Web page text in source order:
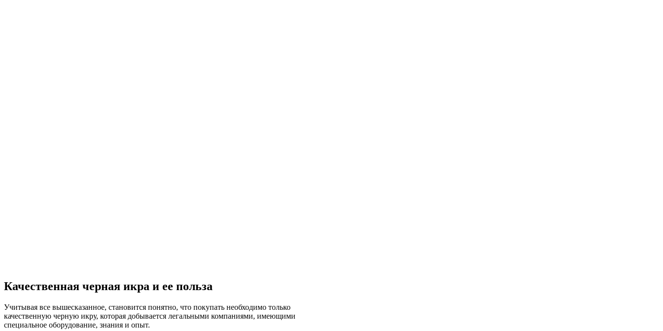
Качественная черная икра и ее польза
Учитывая все вышесказанное, становится понятно, что покупать необходимо только
качественную черную икру, которая добывается легальными компаниями, имеющими
специальное оборудование, знания и опыт.